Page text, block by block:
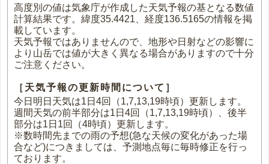
高度別の値は気象庁が作成した天気予報の基となる数値
計算結果です。緯度35.4421、経度136.5165の情報を掲
載しています。
天気予報ではありませんので、地形や日射などの影響に
より山岳では値が大きく異なる場合がありますので十分
ご注意ください。
［天気予報の更新時間について］
今日明日天気は1日4回（1,7,13,19時頃）更新します。
週間天気の前半部分は1日4回（1,7,13,19時頃）、後半
部分は1日1回（4時頃）更新します。
※数時間先までの雨の予想(急な天候の変化があった場
合など)につきましては、予測地点毎に毎時修正を行っ
ております。